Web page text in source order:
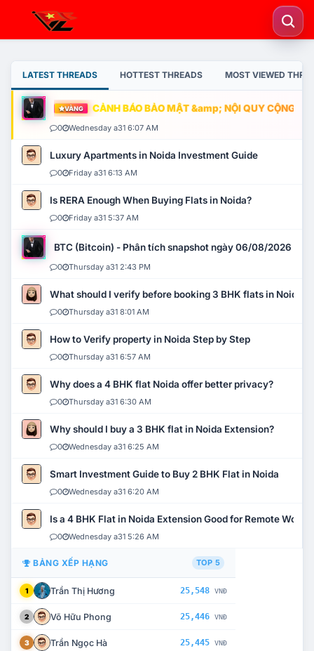
LATEST THREADS HOTTEST THREADS MOST VIEWED
VÀNG CẢNH BÁO BẢO MẬT &amp; NỘI QUY CỘNG
0 Wednesday a31 6:07 AM
Luxury Apartments in Noida Investment Guide
0 Friday a31 6:13 AM
Is RERA Enough When Buying Flats in Noida?
0 Friday a31 5:37 AM
BTC (Bitcoin) - Phân tích snapshot ngày 06/08/2026
0 Thursday a31 2:43 PM
What should I verify before booking 3 BHK flats in Noida?
0 Thursday a31 8:01 AM
How to Verify property in Noida Step by Step
0 Thursday a31 6:57 AM
Why does a 4 BHK flat Noida offer better privacy?
0 Thursday a31 6:30 AM
Why should I buy a 3 BHK flat in Noida Extension?
0 Wednesday a31 6:25 AM
Smart Investment Guide to Buy 2 BHK Flat in Noida
0 Wednesday a31 6:20 AM
Is a 4 BHK Flat in Noida Extension Good for Remote Work?
0 Wednesday a31 5:26 AM
BẢNG XẾP HẠNG TOP 5
1 Trần Thị Hương 25,548 VNĐ
2 Võ Hữu Phong 25,446 VNĐ
3 Trần Ngọc Hà 25,445 VNĐ